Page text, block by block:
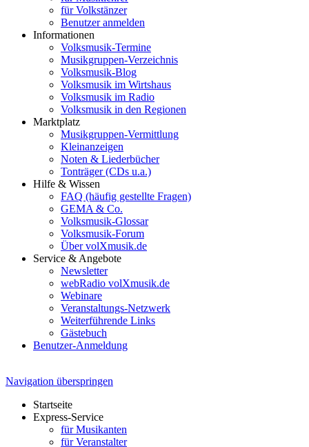
für Volkstänzer
Benutzer anmelden
Informationen
Volksmusik-Termine
Musikgruppen-Verzeichnis
Volksmusik-Blog
Volksmusik im Wirtshaus
Volksmusik im Radio
Volksmusik in den Regionen
Marktplatz
Musikgruppen-Vermittlung
Kleinanzeigen
Noten & Liederbücher
Tonträger (CDs u.a.)
Hilfe & Wissen
FAQ (häufig gestellte Fragen)
GEMA & Co.
Volksmusik-Glossar
Volksmusik-Forum
Über volXmusik.de
Service & Angebote
Newsletter
webRadio volXmusik.de
Webinare
Veranstaltungs-Netzwerk
Weiterführende Links
Gästebuch
Benutzer-Anmeldung
Navigation überspringen
Startseite
Express-Service
für Musikanten
für Veranstalter